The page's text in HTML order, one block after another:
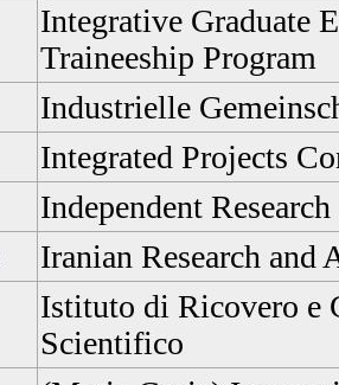
Integrative Graduate
Traineeship Program
Industrielle
Integrated Projects
Independent
Iranian Research and
Istituto di Ricovero e
Scientifico